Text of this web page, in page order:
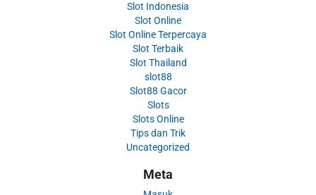
Slot Indonesia
Slot Online
Slot Online Terpercaya
Slot Terbaik
Slot Thailand
slot88
Slot88 Gacor
Slots
Slots Online
Tips dan Trik
Uncategorized
Meta